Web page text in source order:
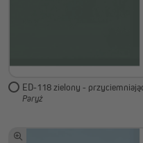
ED-118 zielony -
Paryż